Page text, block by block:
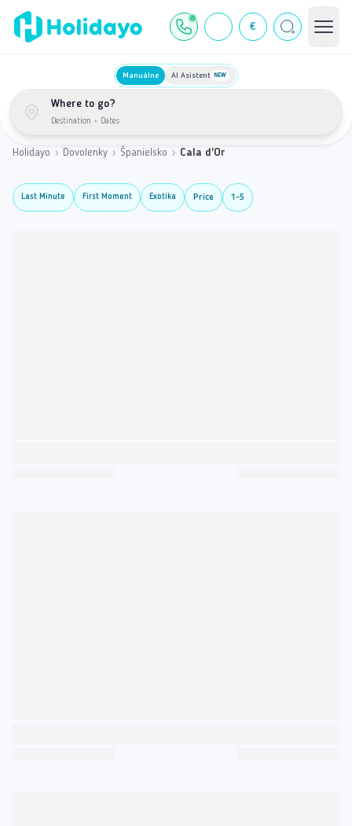
€
Manuálne AI Asistent NEW
Where to go?
Destination • Dates
Holidayo › Dovolenky › Španielsko › Cala d'Or
Last Minute First Moment Exotika Price 1-5